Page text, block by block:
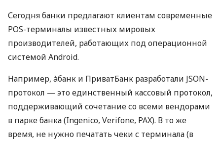
Сегодня банки предлагают клиентам современные
POS-терминалы известных мировых
производителей, работающих под операционной
системой Android.
Например, àбанк и ПриватБанк разработали JSON-
протокол — это единственный кассовый протокол,
поддерживающий сочетание со всеми вендорами
в парке банка (Ingenico, Verifone, PAX). В то же
время, не нужно печатать чеки с терминала (в